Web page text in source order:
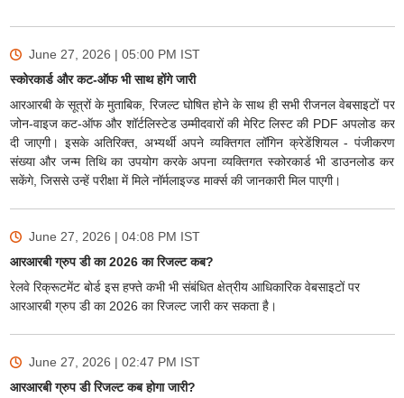
June 27, 2026 | 05:00 PM IST
स्कोरकार्ड और कट-ऑफ भी साथ होंगे जारी
आरआरबी के सूत्रों के मुताबिक, रिजल्ट घोषित होने के साथ ही सभी रीजनल वेबसाइटों पर
जोन-वाइज कट-ऑफ और शॉर्टलिस्टेड उम्मीदवारों की मेरिट लिस्ट की PDF अपलोड कर
दी जाएगी। इसके अतिरिक्त, अभ्यर्थी अपने व्यक्तिगत लॉगिन क्रेडेंशियल - पंजीकरण
संख्या और जन्म तिथि का उपयोग करके अपना व्यक्तिगत स्कोरकार्ड भी डाउनलोड कर
सकेंगे, जिससे उन्हें परीक्षा में मिले नॉर्मलाइज्ड मार्क्स की जानकारी मिल पाएगी।
June 27, 2026 | 04:08 PM IST
आरआरबी ग्रुप डी का 2026 का रिजल्ट कब?
रेलवे रिक्रूटमेंट बोर्ड इस हफ्ते कभी भी संबंधित क्षेत्रीय आधिकारिक वेबसाइटों पर
आरआरबी ग्रुप डी का 2026 का रिजल्ट जारी कर सकता है।
June 27, 2026 | 02:47 PM IST
आरआरबी ग्रुप डी रिजल्ट कब होगा जारी?